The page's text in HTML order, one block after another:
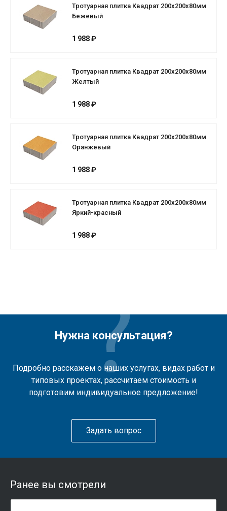
Тротуарная плитка Квадрат 200х200х80мм
Бежевый
1 988 ₽
Тротуарная плитка Квадрат 200х200х80мм
Желтый
1 988 ₽
Тротуарная плитка Квадрат 200х200х80мм
Оранжевый
1 988 ₽
Тротуарная плитка Квадрат 200х200х80мм
Яркий-красный
1 988 ₽
Нужна консультация?
Подробно расскажем о наших услугах, видах работ и
типовых проектах, рассчитаем стоимость и
подготовим индивидуальное предложение!
Задать вопрос
Ранее вы смотрели